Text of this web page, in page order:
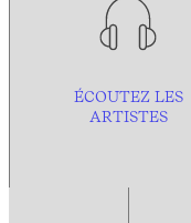
ÉCOUTEZ LES
ARTISTES